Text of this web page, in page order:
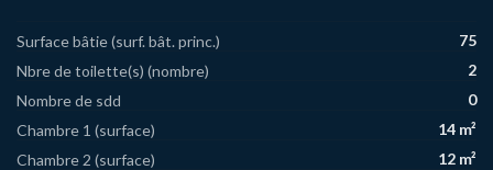
Surface bâtie (surf. bât. princ.)
75
Nbre de toilette(s) (nombre)
2
Nombre de sdd
0
Chambre 1 (surface)
14 m²
Chambre 2 (surface)
12 m²